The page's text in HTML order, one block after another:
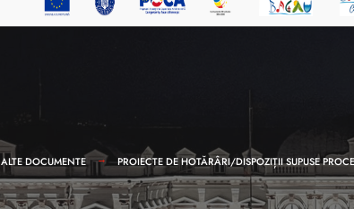
ALTE DOCUMENTE PROIECTE DE HOTĂRÂRI/DISPOZIȚII SUPUSE